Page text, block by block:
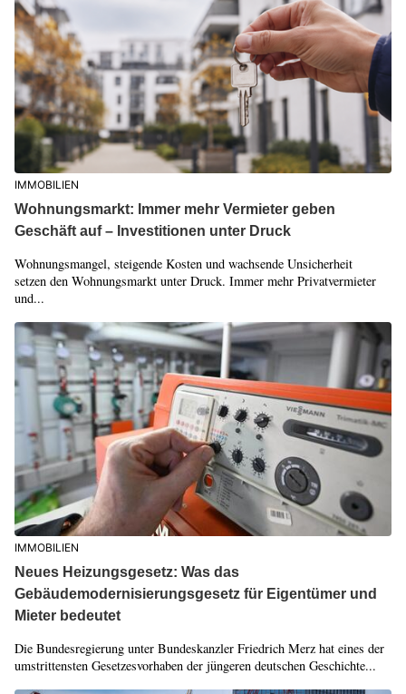
IMMOBILIEN
Wohnungsmarkt: Immer mehr Vermieter geben
Geschäft auf – Investitionen unter Druck
Wohnungsmangel, steigende Kosten und wachsende Unsicherheit
setzen den Wohnungsmarkt unter Druck. Immer mehr Privatvermieter
und...
IMMOBILIEN
Neues Heizungsgesetz: Was das
Gebäudemodernisierungsgesetz für Eigentümer und
Mieter bedeutet
Die Bundesregierung unter Bundeskanzler Friedrich Merz hat eines der
umstrittensten Gesetzesvorhaben der jüngeren deutschen Geschichte...